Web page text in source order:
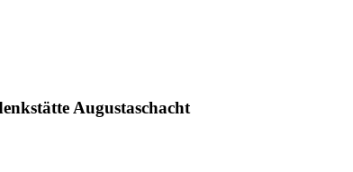
Augustaschacht